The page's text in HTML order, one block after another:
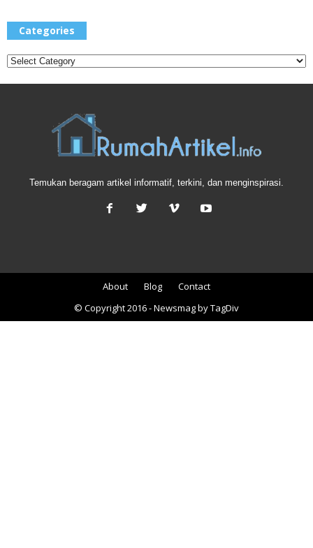
Categories
Temukan beragam artikel informatif, terkini, dan menginspirasi.
About Blog
Contact
© Copyright 2016 - Newsmag by TagDiv